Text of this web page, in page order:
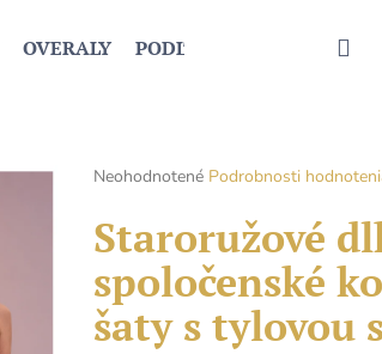
OVERALY PODĽA UDALOSTI
Priemerné
produktu
je
z
5
hviezdičiek.
Neohodnotené Podrobnosti
Staroružové
spoločenské
šaty s tylovou